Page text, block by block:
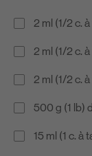
2 ml (1/2 c.
2 ml (1/2 c.
2 ml (1/2 c.
500 g (1 lb)
15 ml (1 c. à